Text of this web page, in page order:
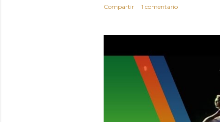
Compartir 1 comentario